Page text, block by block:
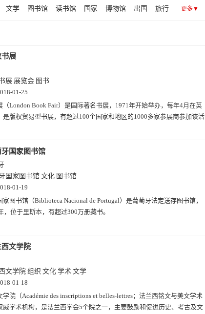
摄影(40) IT(40) 文化(39) 明星(38)
其他(36)
文学 图书馆 读书馆 国家 博物馆 出国
旅行
更多▼
书展
展 展览会 图书
01-25
（London Book Fair）是国际著名书展，1971年开始举办，每年4月在英
是版权贸易型书展，有超过100个国家和地区的1000多家参展商参加该活
牙国家图书馆
国家图书馆 文化 图书馆
01-19
家图书馆（Biblioteca Nacional de Portugal）是葡萄牙法定送存图书馆，
，位于里斯本，有超过300万册藏书。
西文学院
文学院 组织 文化 学术 文学
01-18
学院（Académie des inscriptions et belles-lettres；法兰西铭文与美文学术
威学术机构，是法兰西学会5个院之一，主要鼓励和促进历史、考古及文